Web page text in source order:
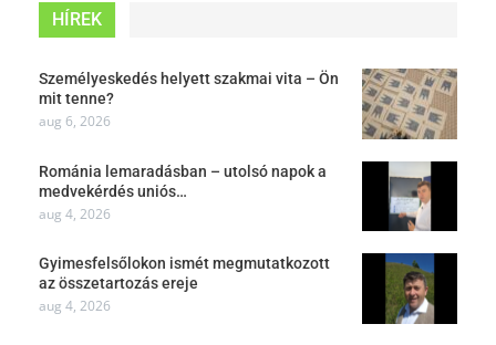
HÍREK
Személyeskedés helyett szakmai vita – Ön
mit tenne?
aug 6, 2026
Románia lemaradásban – utolsó napok a
medvekérdés uniós…
aug 4, 2026
Gyimesfelsőlokon ismét megmutatkozott
az összetartozás ereje
aug 4, 2026